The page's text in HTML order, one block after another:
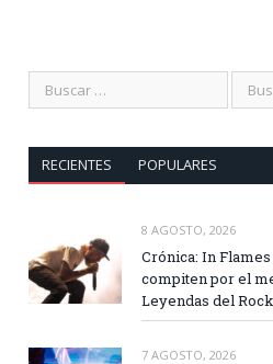
RECIENTES POPULARES
8 AGOSTO, 2026
Crónica: In
compiten por el
Leyendas del
7 AGOSTO, 2026